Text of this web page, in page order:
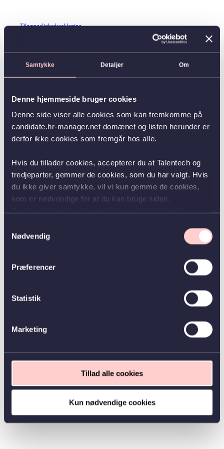
Samtykke Detaljer Om
Denne hjemmeside bruger cookies
Denne side viser alle cookies som kan fremkomme på
candidate.hr-manager.net domænet og listen herunder er
derfor ikke cookies som fremgår hos alle.
Hvis du tillader cookies, accepterer du at Talentech og
tredjeparter, gemmer de cookies, som du har valgt. Hvis
du ikke giver samtykke, vil vi kun gemme de cookies,
som er nødvendige for at du kan bruge siden.
Nødvendig
Præferencer
Statistik
Marketing
Tillad alle cookies
Kun nødvendige cookies
Tilgængelighedserklæring